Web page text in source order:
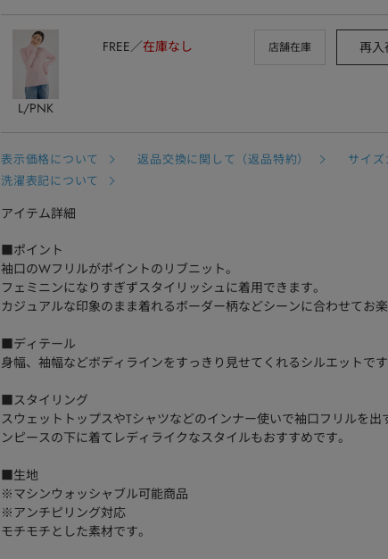
L/PNK
FREE 在庫なし 店舗在庫 再入
表示価格について 返品交換に関して（返品特約）
サイズ
洗濯表記について
アイテム詳細
■ポイント
袖口のWフリルがポイントのリブニット。
フェミニンになりすぎずスタイリッシュに着用できます。
カジュアルな印象のまま着れるボーダー柄などシーンに合わせてお楽
■ディテール
身幅、袖幅などボディラインをすっきり見せてくれるシルエットです
■スタイリング
スウェットトップスやTシャツなどのインナー使いで袖口フリルを出
ンピースの下に着てレディライクなスタイルもおすすめです。
■生地
※マシンウォッシャブル可能商品
※アンチピリング対応
モチモチとした素材です。